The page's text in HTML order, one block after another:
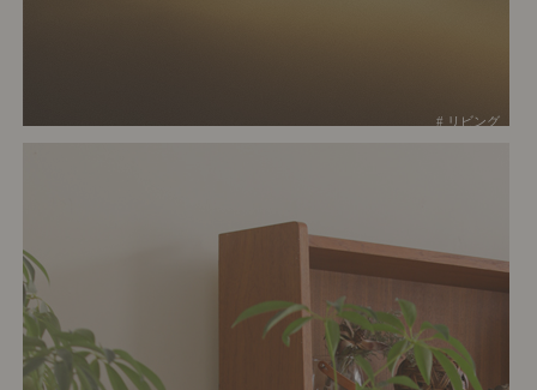
# リビング